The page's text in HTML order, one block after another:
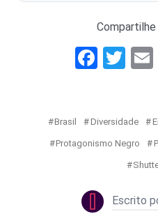
Brasil Diversidade
Protagonismo Negro